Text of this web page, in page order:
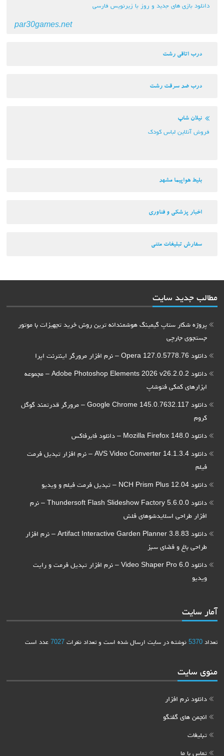
دانلود بازی های جدید و روز با زیرنویس فارسی
par30games.net
درب اتاقی رشت
درب ضد سرقت رشت
نیلان شاپ
فروش آنلاین لباس کودک
بلیط هواپیما مشهد
اخبار پزشکی و فناوری
سفارش تبلیغات متنی
مطالب جدید سایت
پروژه شکار ستاپ گیمینگ هوشمندانه ترین روش خرید تجهیزات با موتور
جستجوی جارچی
دانلود Opera 127.0.5778.76 – نرم افزار مرورگر اینترنت اپرا
دانلود Adobe Photoshop Elements 2026 v26.2.0.2 – مجموعه
ابزارهای کمکی فتوشاپ
دانلود Google Chrome 145.0.7632.117 – مرورگر قدرتمند گوگل
کروم
دانلود Mozilla Firefox 148.0 – دانلود فایرفاکس
دانلود AVS Video Converter 14.1.3.4 – نرم افزار تبدیل فرمت
فیلم
دانلود NCH Prism Plus 12.04 – تبدیل فرمت فیلم و ویدیو
دانلود Thundersoft Flash Slideshow Factory 5.6.0.0 – نرم
افزار طراحی اسلایدشوهای فلش
دانلود Artifact Interactive Garden Planner 3.8.83 – نرم افزار
طراحی باغ و فضای سبز
دانلود Video Shaper Pro 6.0 – نرم افزار تبدیل فرمت و رایت
ویدیو
آمار سایت
تعداد5370 نوشته در سایت ارسال شده است و تعداد نظرات7027 عدد است
منوی سایت
دانلود نرم افزار
انجمن های گفتگو
تبلیغات
تماس با ما